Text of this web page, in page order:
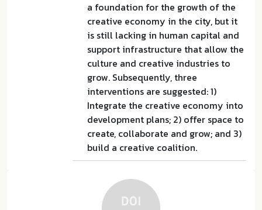
a foundation for the growth of the
creative economy in the city, but it
is still lacking in human capital and
support infrastructure that allow the
culture and creative industries to
grow. Subsequently, three
interventions are suggested: 1)
Integrate the creative economy into
development plans; 2) offer space to
create, collaborate and grow; and 3)
build a creative coalition.